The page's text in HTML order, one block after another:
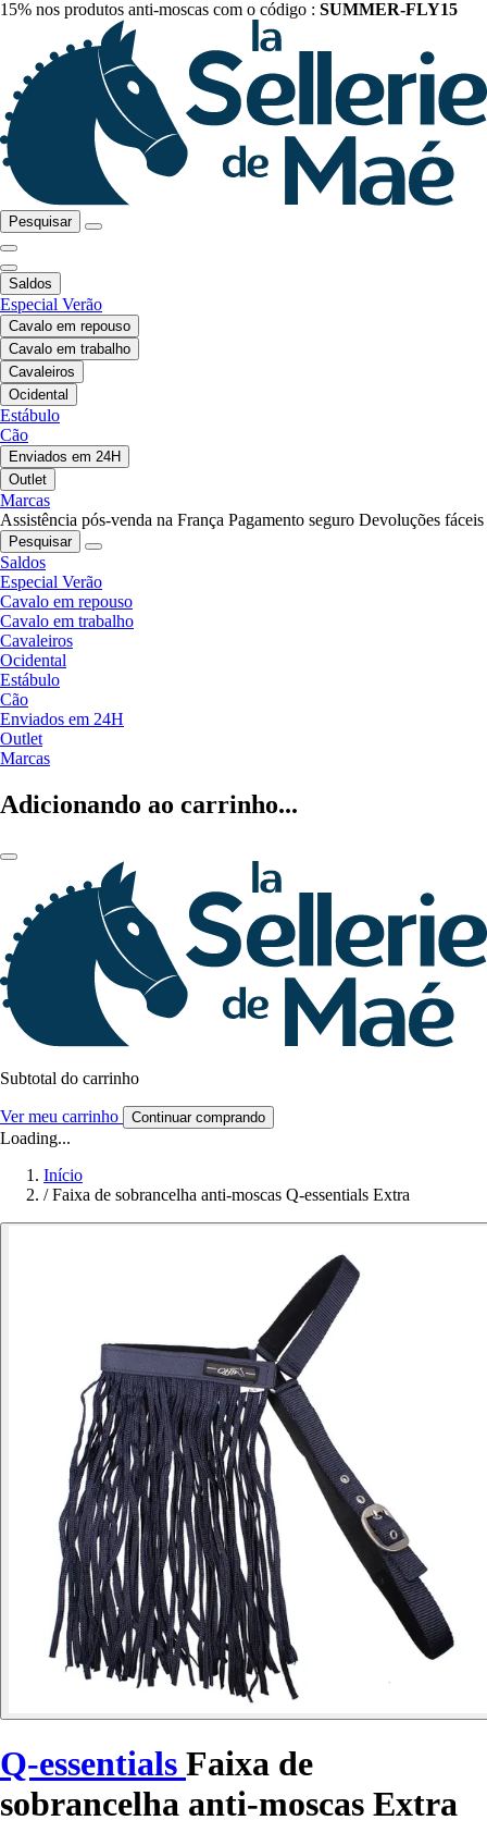
15% nos produtos anti-moscas com o código : SUMMER-FLY15
Pesquisar
Saldos
Especial Verão
Cavalo em repouso
Cavalo em trabalho
Cavaleiros
Ocidental
Estábulo
Cão
Enviados em 24H
Outlet
Marcas
Assistência pós-venda na França Pagamento seguro Devoluções fáceis
Pesquisar
Saldos
Especial Verão
Cavalo em repouso
Cavalo em trabalho
Cavaleiros
Ocidental
Estábulo
Cão
Enviados em 24H
Outlet
Marcas
Adicionando ao carrinho...
Subtotal do carrinho
Ver meu carrinho Continuar comprando
Loading...
Início
/ Faixa de sobrancelha anti-moscas Q-essentials Extra
Q-essentials Faixa de
sobrancelha anti-moscas Extra